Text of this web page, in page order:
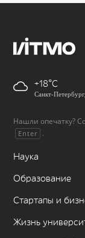
+18
Санкт-
Нашли опечатку?
Enter .
Наука
Образование
Стартапы и
Жизнь